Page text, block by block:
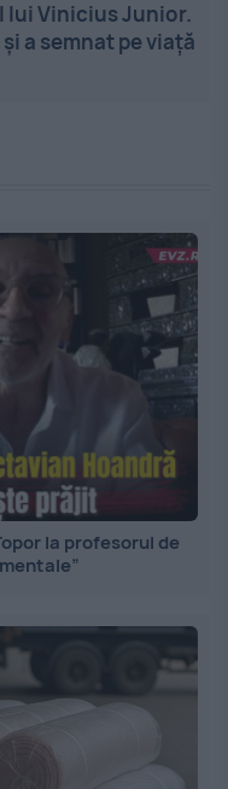
lui Vinicius Junior.
a semnat pe viață
la profesorul de